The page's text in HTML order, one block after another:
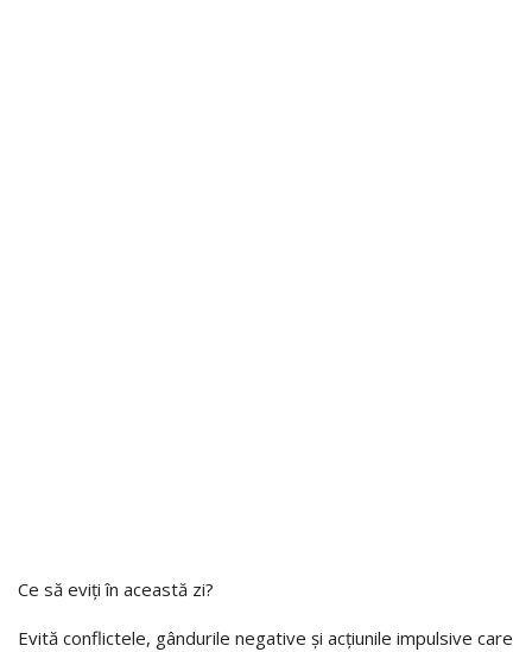
Ce să eviți în această zi?
Evită conflictele, gândurile negative și acțiunile impulsive care